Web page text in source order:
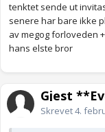
tenktet sende ut
senere har bare ikke
av megog forloveden
hans elste bror
Gjest
Skrevet4.